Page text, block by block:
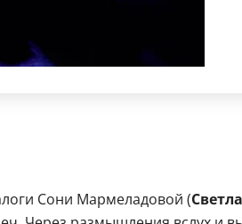
Сони Мармеладовой (